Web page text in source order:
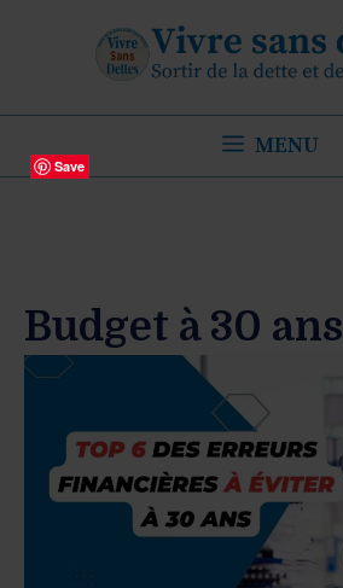
MENU
Budget à 30 ans
Save